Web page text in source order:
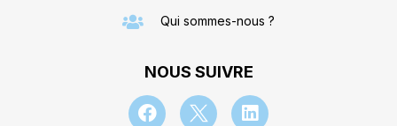
Qui sommes-nous ?
NOUS SUIVRE